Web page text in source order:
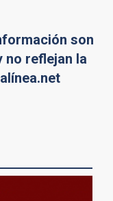
son
no reflejan la